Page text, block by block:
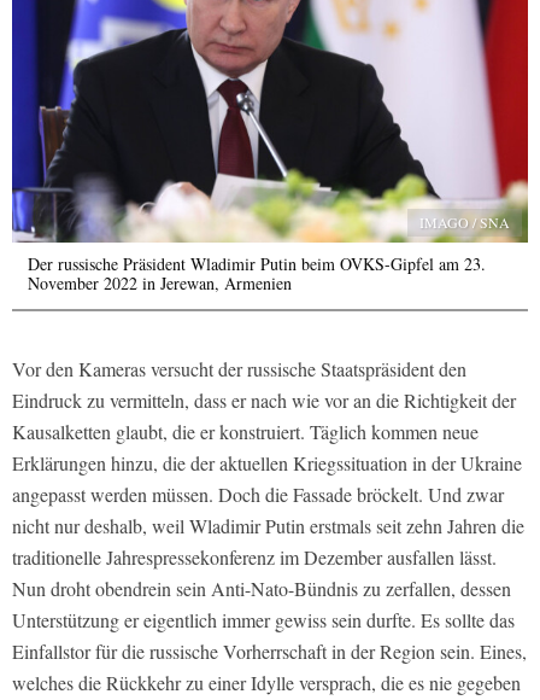
IMAGO / SNA
Der russische Präsident Wladimir Putin beim OVKS-Gipfel am 23.
November 2022 in Jerewan, Armenien
Vor den Kameras versucht der russische Staatspräsident den
Eindruck zu vermitteln, dass er nach wie vor an die Richtigkeit der
Kausalketten glaubt, die er konstruiert. Täglich kommen neue
Erklärungen hinzu, die der aktuellen Kriegssituation in der Ukraine
angepasst werden müssen. Doch die Fassade bröckelt. Und zwar
nicht nur deshalb, weil Wladimir Putin erstmals seit zehn Jahren die
traditionelle Jahrespressekonferenz im Dezember ausfallen lässt.
Nun droht obendrein sein Anti-Nato-Bündnis zu zerfallen, dessen
Unterstützung er eigentlich immer gewiss sein durfte. Es sollte das
Einfallstor für die russische Vorherrschaft in der Region sein. Eines,
welches die Rückkehr zu einer Idylle versprach, die es nie gegeben